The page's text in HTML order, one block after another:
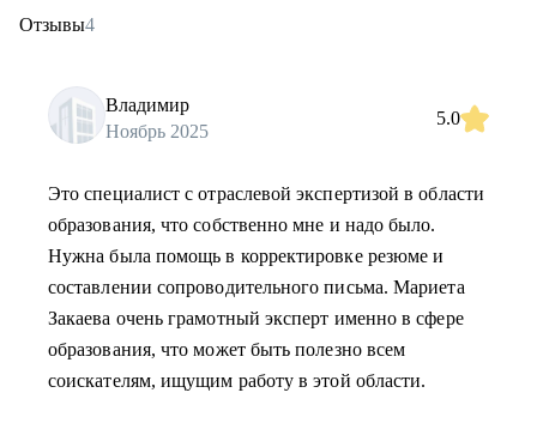
Отзывы4
Владимир
Ноябрь 2025
5.0
Это специалист с отраслевой экспертизой в области
образования, что собственно мне и надо было.
Нужна была помощь в корректировке резюме и
составлении сопроводительного письма. Мариета
Закаева очень грамотный эксперт именно в сфере
образования, что может быть полезно всем
соискателям, ищущим работу в этой области.